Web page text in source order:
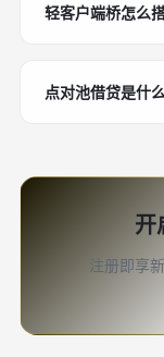
轻客户端桥怎么
点对池借贷是什
开
注册即享